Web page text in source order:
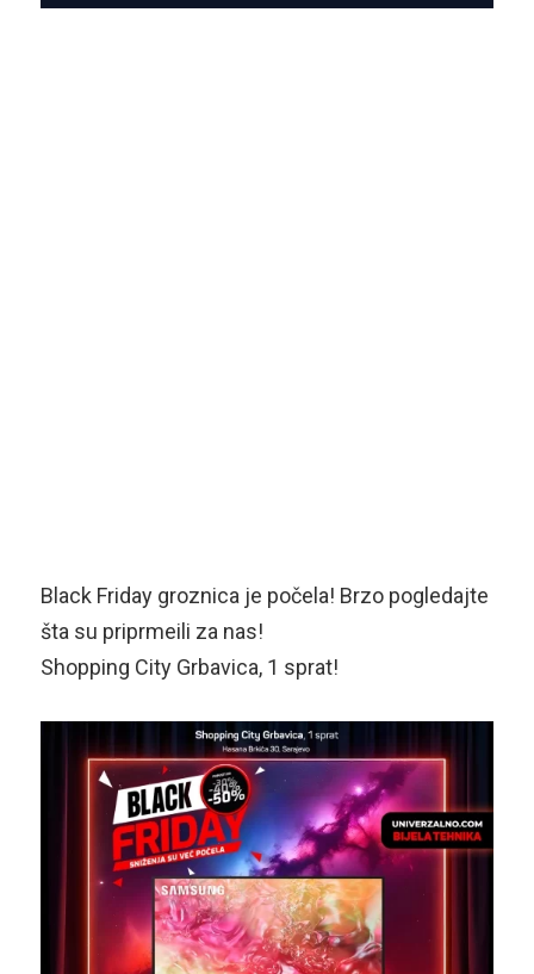
Black Friday groznica je počela! Brzo pogledajte
šta su priprmeili za nas!
Shopping City Grbavica, 1 sprat!